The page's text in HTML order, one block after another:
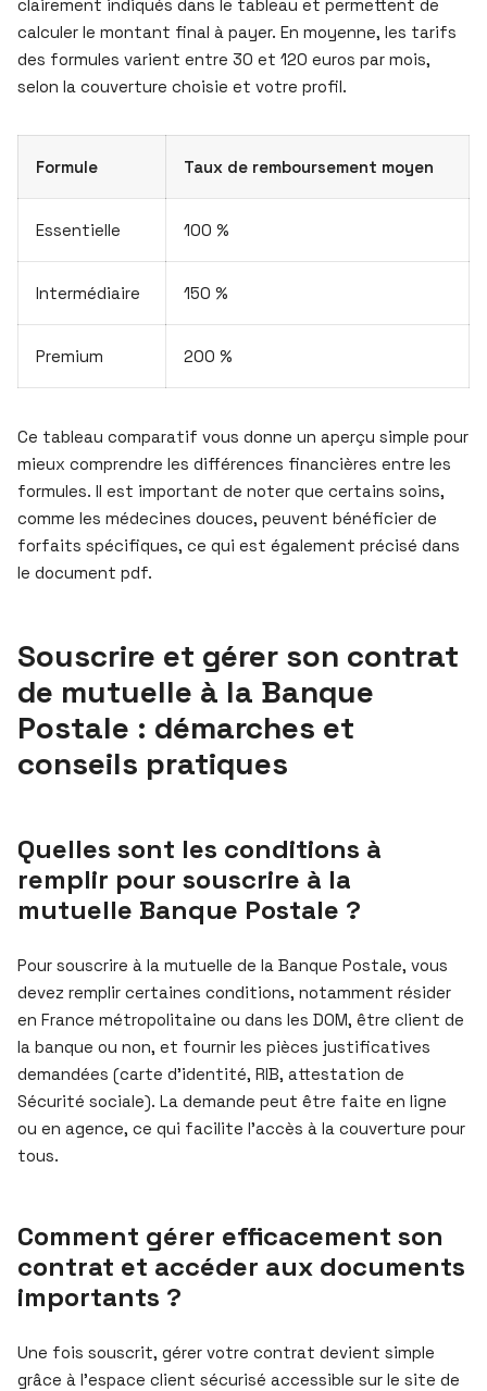
clairement indiqués dans le tableau et permettent de
calculer le montant final à payer. En moyenne, les tarifs
des formules varient entre 30 et 120 euros par mois,
selon la couverture choisie et votre profil.
Formule Taux de remboursement moyen
Essentielle 100 %
Intermédiaire 150 %
Premium 200 %
Ce tableau comparatif vous donne un aperçu simple pour
mieux comprendre les différences financières entre les
formules. Il est important de noter que certains soins,
comme les médecines douces, peuvent bénéficier de
forfaits spécifiques, ce qui est également précisé dans
le document pdf.
Souscrire et gérer son contrat
de mutuelle à la Banque
Postale : démarches et
conseils pratiques
Quelles sont les conditions à
remplir pour souscrire à la
mutuelle Banque Postale ?
Pour souscrire à la mutuelle de la Banque Postale, vous
devez remplir certaines conditions, notamment résider
en France métropolitaine ou dans les DOM, être client de
la banque ou non, et fournir les pièces justificatives
demandées (carte d’identité, RIB, attestation de
Sécurité sociale). La demande peut être faite en ligne
ou en agence, ce qui facilite l’accès à la couverture pour
tous.
Comment gérer efficacement son
contrat et accéder aux documents
importants ?
Une fois souscrit, gérer votre contrat devient simple
grâce à l’espace client sécurisé accessible sur le site de